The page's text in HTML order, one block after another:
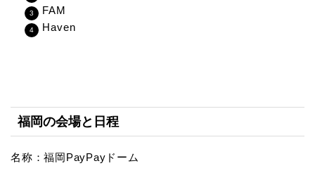
FAM
Haven
福岡の会場と日程
名称：福岡PayPayドーム